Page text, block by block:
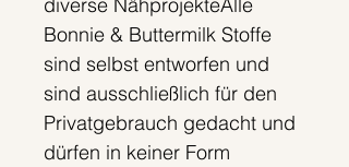
diverse NähprojekteAlle
Bonnie & Buttermilk Stoffe
sind selbst entworfen und
sind ausschließlich für den
Privatgebrauch gedacht und
dürfen in keiner Form